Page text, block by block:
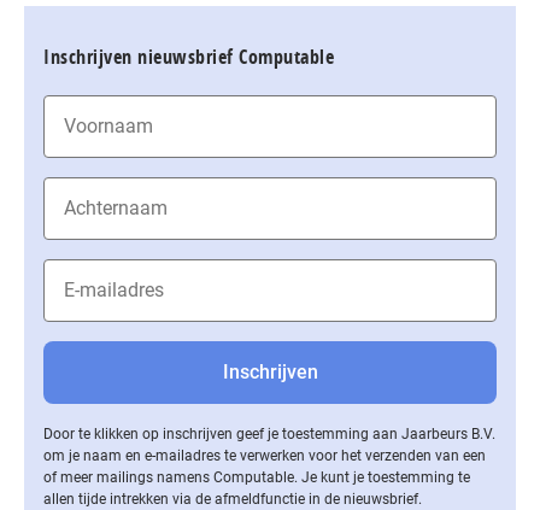
Inschrijven nieuwsbrief Computable
Door te klikken op inschrijven geef je toestemming aan Jaarbeurs B.V.
om je naam en e-mailadres te verwerken voor het verzenden van een
of meer mailings namens Computable. Je kunt je toestemming te
allen tijde intrekken via de af­meld­func­tie in de nieuwsbrief.